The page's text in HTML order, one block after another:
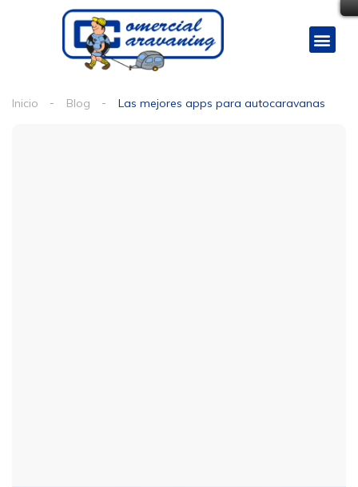
Inicio Blog Las mejores apps para autocaravanas